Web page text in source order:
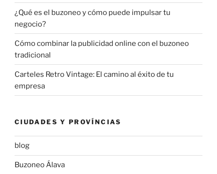
¿Qué es el buzoneo y cómo puede impulsar tu
negocio?
Cómo combinar la publicidad online con el buzoneo
tradicional
Carteles Retro Vintage: El camino al éxito de tu
empresa
CIUDADES Y PROVÍNCIAS
blog
Buzoneo Álava